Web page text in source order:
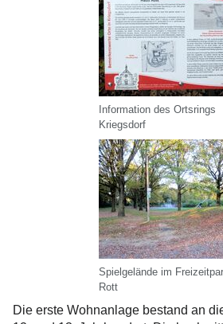
Information des Ortsrings
Kriegsdorf
Spielgelände im
Rott
Die erste Wohnanlage bestand an